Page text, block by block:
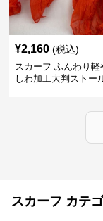
¥2,160 (税込)
スカーフ ふんわり軽
しわ加工大判ストー
スカーフ カテ